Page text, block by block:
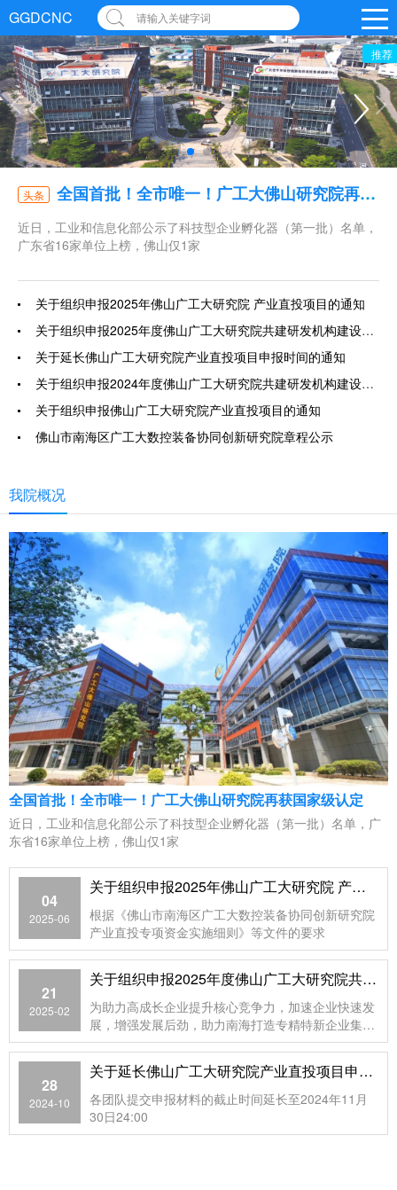
GGDCNC 请输入关键字词
推荐
头条 全国首批！全市唯一！广工大佛山研究院再获国家级认定
近日，工业和信息化部公示了科技型企业孵化器（第一批）名单，
广东省16家单位上榜，佛山仅1家
关于组织申报2025年佛山广工大研究院 产业直投项目的通知
关于组织申报2025年度佛山广工大研究院共建研发机构建设项目的通知
关于延长佛山广工大研究院产业直投项目申报时间的通知
关于组织申报2024年度佛山广工大研究院共建研发机构建设项目的通知
关于组织申报佛山广工大研究院产业直投项目的通知
佛山市南海区广工大数控装备协同创新研究院章程公示
我院概况
全国首批！全市唯一！广工大佛山研究院再获国家级认定
近日，工业和信息化部公示了科技型企业孵化器（第一批）名单，广
东省16家单位上榜，佛山仅1家
04
2025-06
关于组织申报2025年佛山广工大研究院 产业直投项目的通知
根据《佛山市南海区广工大数控装备协同创新研究院
产业直投专项资金实施细则》等文件的要求
21
2025-02
关于组织申报2025年度佛山广工大研究院共建研发机构建设项目的通知
为助力高成长企业提升核心竞争力，加速企业快速发
展，增强发展后劲，助力南海打造专精特新企业集
群，推动产业高质量发展
28
2024-10
关于延长佛山广工大研究院产业直投项目申报时间的通知
各团队提交申报材料的截止时间延长至2024年11月
30日24:00